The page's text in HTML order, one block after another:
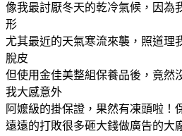
像我最討厭冬天的乾冷氣候，因為
形
尤其最近的天氣寒流來襲，照道理
脫皮
但使用金佳美整組保養品後，竟然
我大感意外
阿嬤級的掛保證，果然有凍頭啦！
遠遠的打敗很多砸大錢做廣告的大